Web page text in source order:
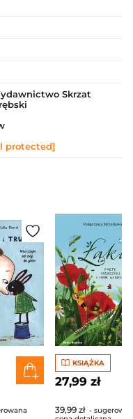
Skrzat
protected]
KSIĄŻKA
27,99 zł
39,99 zł -